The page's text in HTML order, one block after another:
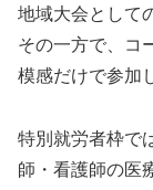
地域大会として
その一方で、コ
模感だけで参加
特別就労者枠で
師・看護師の医